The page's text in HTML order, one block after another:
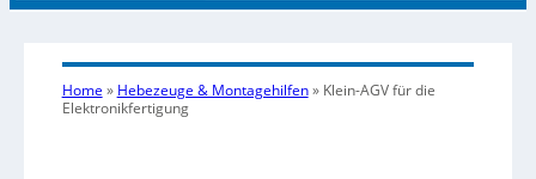
Home » Hebezeuge & Montagehilfen» Klein-AGV für die
Elektronikfertigung